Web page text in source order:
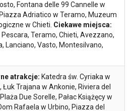
Fontana delle 99 Cannelle w
Piazza Adriatico w Teramo, Muzeum
w Chieti. Ciekawe miejsca:
Pescara, Teramo, Chieti, Avezzano,
Lanciano, Vasto, Montesilvano,
atrakcje: Katedra św. Cyriaka w
Łuk Trajana w Ankonie, Riviera del
Due Sorelle, Pałac Książęcy w
Rafaela w Urbino, Piazza del